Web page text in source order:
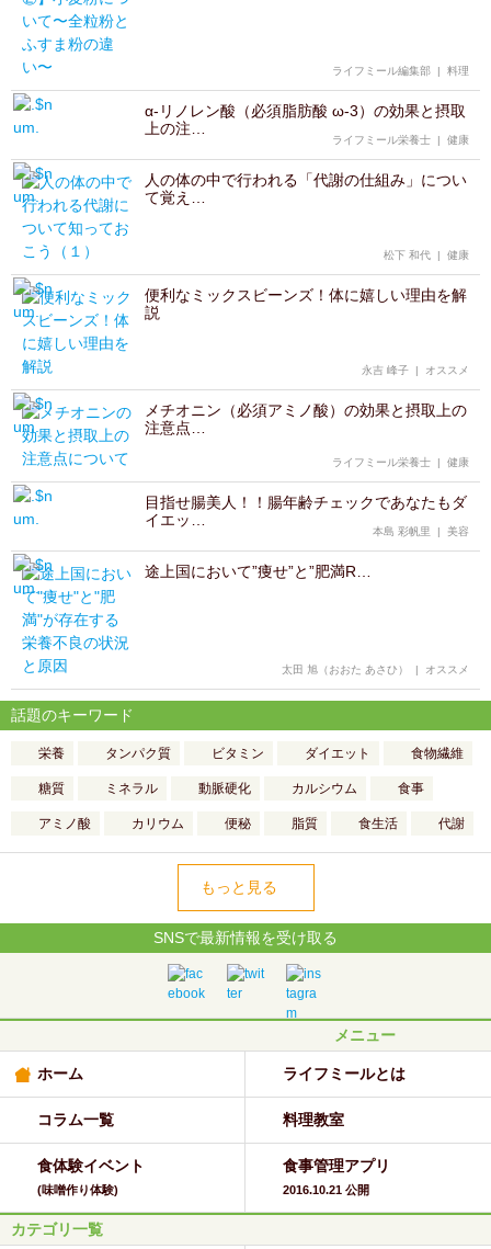
ライフミール編集部 | 料理
α-リノレン酸（必須脂肪酸 ω-3）の効果と摂取
上の注…
ライフミール栄養士 | 健康
人の体の中で行われる「代謝の仕組み」につい
て覚え…
松下 和代 | 健康
便利なミックスビーンズ！体に嬉しい理由を解
説
永吉 峰子 | オススメ
メチオニン（必須アミノ酸）の効果と摂取上の
注意点…
ライフミール栄養士 | 健康
目指せ腸美人！！腸年齢チェックであなたもダ
イエッ…
本島 彩帆里 | 美容
途上国において”痩せ”と”肥満R…
太田 旭（おおた あさひ） | オススメ
話題のキーワード
栄養 タンパク質 ビタミン ダイエット 食物繊維
糖質 ミネラル 動脈硬化 カルシウム 食事
アミノ酸 カリウム 便秘 脂質 食生活 代謝
もっと見る
SNSで最新情報を受け取る
メニュー
ホーム ライフミールとは
コラム一覧 料理教室
食体験イベント
(味噌作り体験)
食事管理アプリ
2016.10.21 公開
カテゴリ一覧